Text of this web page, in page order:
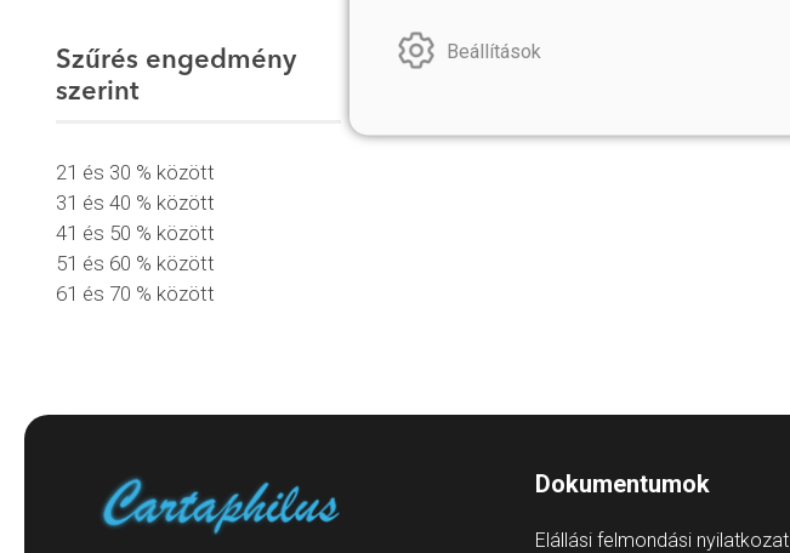
Szűrés engedmény
szerint
21 és 30 % között
31 és 40 % között
41 és 50 % között
51 és 60 % között
61 és 70 % között
Dokumentumok
Elállási felmondási nyilatkozat
Beállítások